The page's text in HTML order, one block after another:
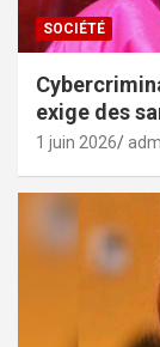
SOCIÉTÉ
exige des
1 juin 2026